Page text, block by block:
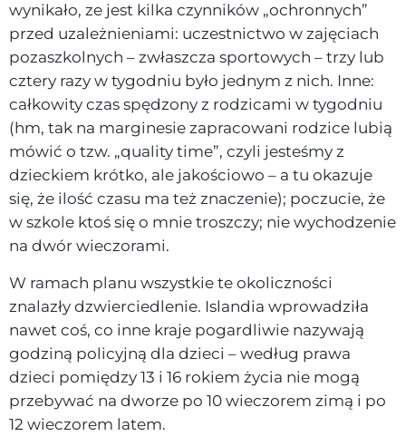
wynikało, ze jest kilka czynników „ochronnych”
przed uzależnieniami: uczestnictwo w zajęciach
pozaszkolnych – zwłaszcza sportowych – trzy lub
cztery razy w tygodniu było jednym z nich. Inne:
całkowity czas spędzony z rodzicami w tygodniu
(hm, tak na marginesie zapracowani rodzice lubią
mówić o tzw. „quality time”, czyli jesteśmy z
dzieckiem krótko, ale jakościowo – a tu okazuje
się, że ilość czasu ma też znaczenie); poczucie, że
w szkole ktoś się o mnie troszczy; nie wychodzenie
na dwór wieczorami.
W ramach planu wszystkie te okoliczności
znalazły dzwierciedlenie. Islandia wprowadziła
nawet coś, co inne kraje pogardliwie nazywają
godziną policyjną dla dzieci – według prawa
dzieci pomiędzy 13 i 16 rokiem życia nie mogą
przebywać na dworze po 10 wieczorem zimą i po
12 wieczorem latem.